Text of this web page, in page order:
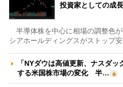
投資家としての成
半導体株を中心に相場の調整色
シアホールディングスがストップ
「NYダウは高値更新、ナスダ
する米国株市場の変化 半…